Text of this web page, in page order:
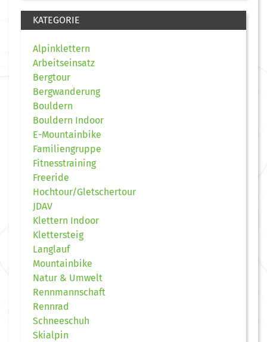
KATEGORIE
Alpinklettern
Arbeitseinsatz
Bergtour
Bergwanderung
Bouldern
Bouldern Indoor
E-Mountainbike
Familiengruppe
Fitnesstraining
Freeride
Hochtour/Gletschertour
JDAV
Klettern Indoor
Klettersteig
Langlauf
Mountainbike
Natur & Umwelt
Rennmannschaft
Rennrad
Schneeschuh
Skialpin